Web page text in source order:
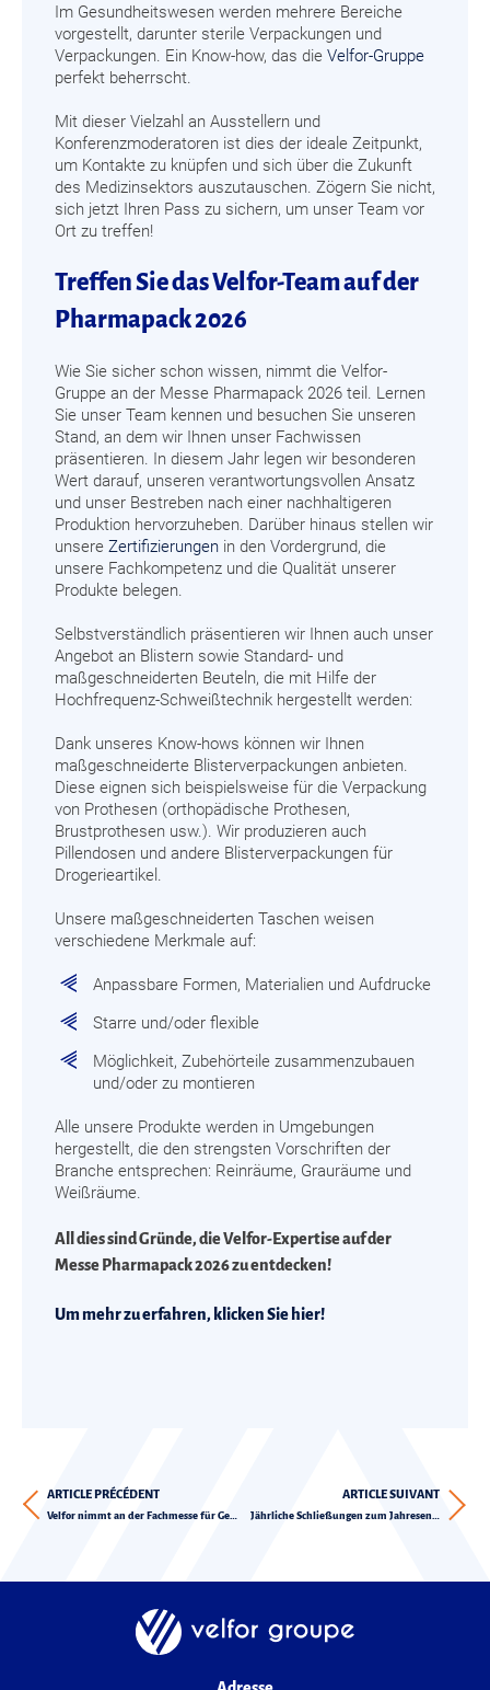
Im Gesundheitswesen werden mehrere Bereiche
vorgestellt, darunter sterile Verpackungen und
Verpackungen. Ein Know-how, das die Velfor-Gruppe
perfekt beherrscht.
Mit dieser Vielzahl an Ausstellern und
Konferenzmoderatoren ist dies der ideale Zeitpunkt,
um Kontakte zu knüpfen und sich über die Zukunft
des Medizinsektors auszutauschen. Zögern Sie nicht,
sich jetzt Ihren Pass zu sichern, um unser Team vor
Ort zu treffen!
Treffen Sie das Velfor-Team auf der
Pharmapack 2026
Wie Sie sicher schon wissen, nimmt die Velfor-
Gruppe an der Messe Pharmapack 2026 teil. Lernen
Sie unser Team kennen und besuchen Sie unseren
Stand, an dem wir Ihnen unser Fachwissen
präsentieren. In diesem Jahr legen wir besonderen
Wert darauf, unseren verantwortungsvollen Ansatz
und unser Bestreben nach einer nachhaltigeren
Produktion hervorzuheben. Darüber hinaus stellen wir
unsere Zertifizierungen in den Vordergrund, die
unsere Fachkompetenz und die Qualität unserer
Produkte belegen.
Selbstverständlich präsentieren wir Ihnen auch unser
Angebot an Blistern sowie Standard- und
maßgeschneiderten Beuteln, die mit Hilfe der
Hochfrequenz-Schweißtechnik hergestellt werden:
Dank unseres Know-hows können wir Ihnen
maßgeschneiderte Blisterverpackungen anbieten.
Diese eignen sich beispielsweise für die Verpackung
von Prothesen (orthopädische Prothesen,
Brustprothesen usw.). Wir produzieren auch
Pillendosen und andere Blisterverpackungen für
Drogerieartikel.
Unsere maßgeschneiderten Taschen weisen
verschiedene Merkmale auf:
Anpassbare Formen, Materialien und Aufdrucke
Starre und/oder flexible
Möglichkeit, Zubehörteile zusammenzubauen
und/oder zu montieren
Alle unsere Produkte werden in Umgebungen
hergestellt, die den strengsten Vorschriften der
Branche entsprechen: Reinräume, Grauräume und
Weißräume.
All dies sind Gründe, die Velfor-Expertise auf der
Messe Pharmapack 2026 zu entdecken!
Um mehr zu erfahren, klicken Sie hier!
ARTICLE PRÉCÉDENT ARTICLE SUIVANT